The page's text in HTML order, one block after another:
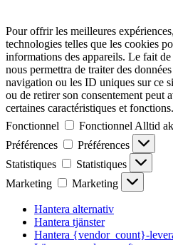
Pour offrir les meilleures
technologies telles que les cookies
informations des appareils. Le fait
nous permettra de traiter des
navigation ou les ID uniques sur ce
ou de retirer son consentement peut
certaines caractéristiques et fonctions.
Fonctionnel
Fonctionnel Alltid
Préférences
Préférences
Statistiques
Statistiques
Marketing
Marketing
Hantera alternativ
Hantera tjänster
Hantera {vendor_count}-